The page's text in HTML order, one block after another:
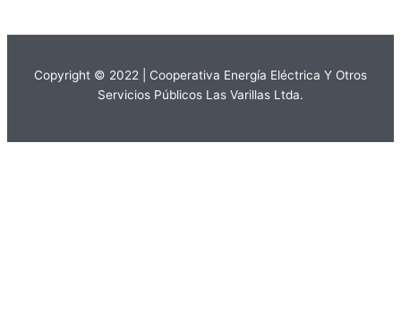
Copyright © 2022 | Cooperativa Energía Eléctrica Y Otros
Servicios Públicos Las Varillas Ltda.